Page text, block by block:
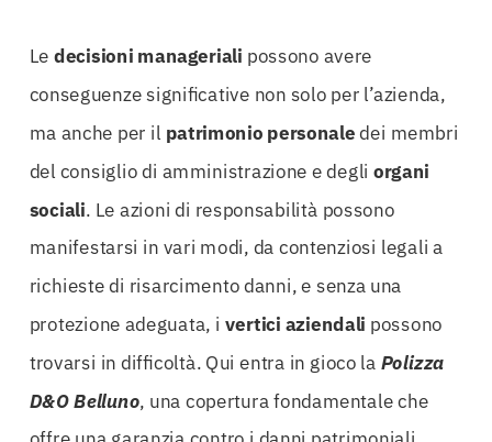
Le decisioni manageriali possono avere
conseguenze significative non solo per l’azienda,
ma anche per il patrimonio personaledei membri
del consiglio di amministrazione e degliorgani
sociali. Le azioni di responsabilità possono
manifestarsi in vari modi, da contenziosi legali a
richieste di risarcimento danni, e senza una
protezione adeguata, i vertici aziendali possono
trovarsi in difficoltà. Qui entra in gioco la Polizza
D&O Belluno, una copertura fondamentale che